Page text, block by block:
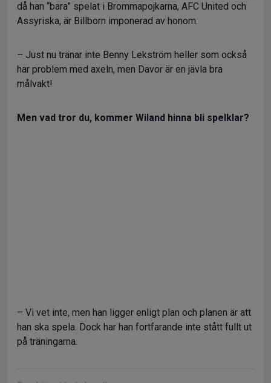
då han “bara” spelat i Brommapojkarna, AFC United och
Assyriska, är Billborn imponerad av honom.
– Just nu tränar inte Benny Lekström heller som också
har problem med axeln, men Davor är en jävla bra
målvakt!
Men vad tror du, kommer Wiland hinna bli spelklar?
– Vi vet inte, men han ligger enligt plan och planen är att
han ska spela. Dock har han fortfarande inte stått fullt ut
på träningarna.